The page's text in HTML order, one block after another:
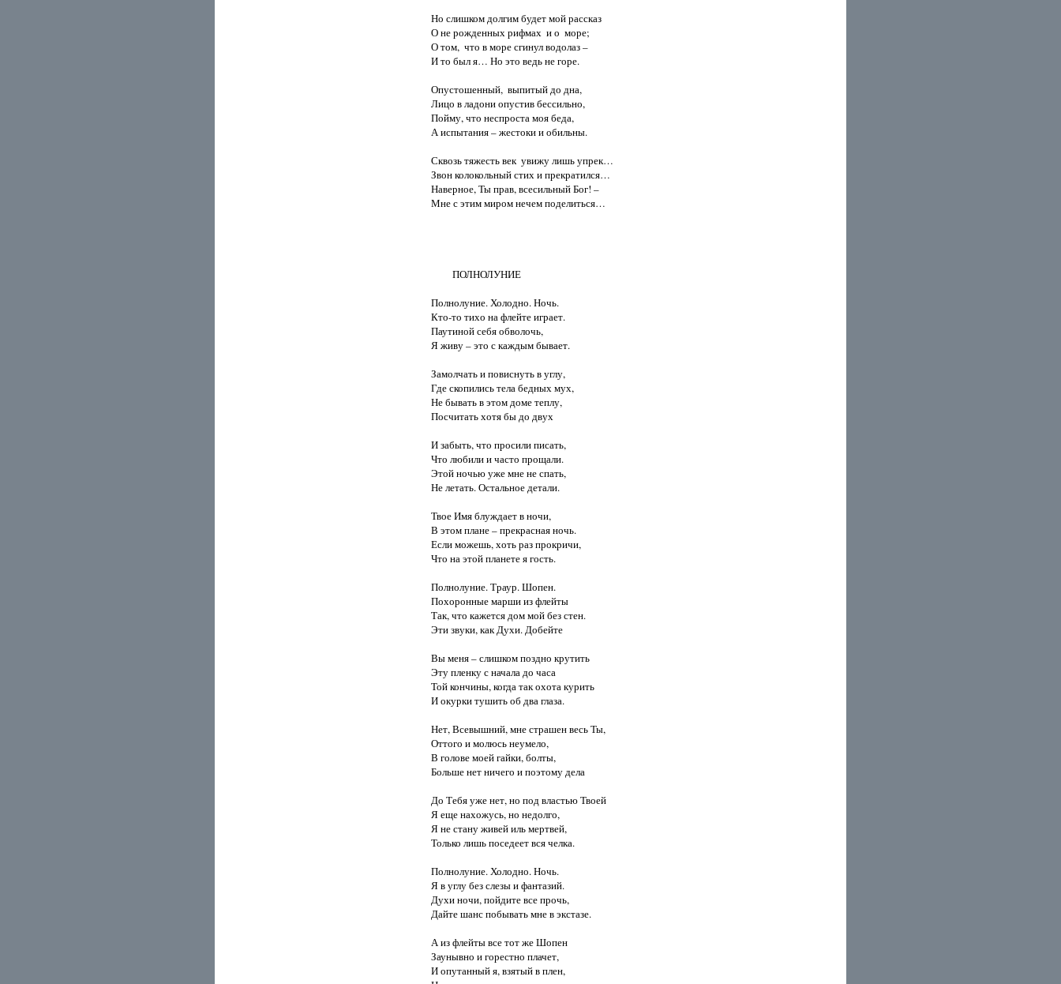
Но слишком долгим будет мой рассказ
О не рожденных рифмах  и о  море;
О том,  что в море сгинул водолаз –
И то был я… Но это ведь не горе.
Опустошенный,  выпитый до дна,
Лицо в ладони опустив бессильно,
Пойму, что неспроста моя беда,
А испытания – жестоки и обильны.
Сквозь тяжесть век  увижу лишь упрек…
Звон колокольный стих и прекратился…
Наверное, Ты прав, всесильный Бог! –
Мне с этим миром нечем поделиться…
         ПОЛНОЛУНИЕ
Полнолуние. Холодно. Ночь.
Кто-то тихо на флейте играет.
Паутиной себя обволочь,
Я живу – это с каждым бывает.
Замолчать и повиснуть в углу,
Где скопились тела бедных мух,
Не бывать в этом доме теплу,
Посчитать хотя бы до двух
И забыть, что просили писать,
Что любили и часто прощали.
Этой ночью уже мне не спать,
Не летать. Остальное детали.
Твое Имя блуждает в ночи,
В этом плане – прекрасная ночь.
Если можешь, хоть раз прокричи,
Что на этой планете я гость.
Полнолуние. Траур. Шопен.
Похоронные марши из флейты
Так, что кажется дом мой без стен.
Эти звуки, как Духи. Добейте
Вы меня – слишком поздно крутить
Эту пленку с начала до часа
Той кончины, когда так охота курить
И окурки тушить об два глаза.
Нет, Всевышний, мне страшен весь Ты,
Оттого и молюсь неумело,
В голове моей гайки, болты,
Больше нет ничего и поэтому дела
До Тебя уже нет, но под властью Твоей
Я еще нахожусь, но недолго,
Я не стану живей иль мертвей,
Только лишь поседеет вся челка.
Полнолуние. Холодно. Ночь.
Я в углу без слезы и фантазий.
Духи ночи, пойдите все прочь,
Дайте шанс побывать мне в экстазе.
А из флейты все тот же Шопен
Заунывно и горестно плачет,
И опутанный я, взятый в плен,